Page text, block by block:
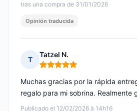
tras una compra de 31/01/2026
Opinión traducida
T
Tatzel N.
Nota: 5 de 5
Publicado el 12/02/2026 à 14h16
Muchas gracias por la rápida
regalo para mi sobrina. Realmente